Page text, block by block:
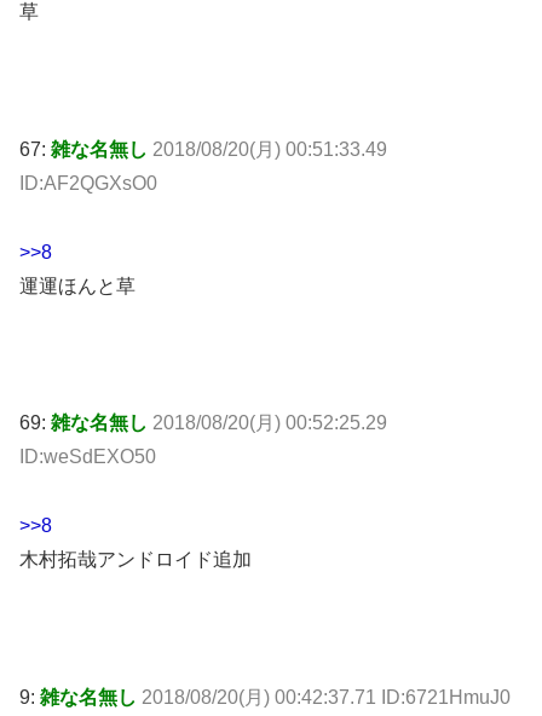
草
67: 雑な名無し 2018/08/20(月) 00:51:33.49
ID:AF2QGXsO0
>>8
運運ほんと草
69: 雑な名無し 2018/08/20(月) 00:52:25.29
ID:weSdEXO50
>>8
木村拓哉アンドロイド追加
9: 雑な名無し 2018/08/20(月) 00:42:37.71 ID:6721HmuJ0